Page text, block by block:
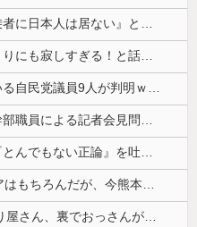
【赤っ恥】「航空機事故で『搭乗者に日本人は居ない』という発表は嫌い。人間として同じ価値だと思う」→ツッコミ殺到も「自分が気に入らないと思った」と...
昭和を代表する女優の晩年があまりにも寂しすぎる！と話題に、自身の子供を餓死する寸前までネグレクトした挙句……
【悲報】消費税減税に反対している自民党議員9人が判明ｗｗｗｗｗｗ
【速報】バスローブ姿の秋田県幹部職員による記者会見問題、ラブホテルからの参加だと特定「体調が優れなかったため...」とは何だったのか
【画像】全身入れ墨の彫り師、『とんでもない正論』を吐いて30万再生されてしまうｗｗｗｗｗｗｗ
鈴木紗理奈（49）「ボランティアはもちろんだが、今熊本へ旅行に行くことも支援になる」
【画像】 例の美人すぎるおにぎり屋さん、裏でおっさんが握っていたｗｗｗｗｗｗｗｗｗｗｗｗｗｗｗｗｗ